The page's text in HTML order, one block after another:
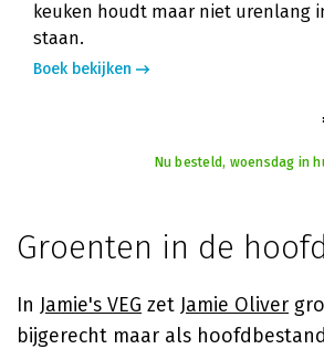
keuken houdt maar niet urenlang
staan.
Boek bekijken
Nu besteld, woensdag in
Groenten in de
In Jamie's VEG zet Jamie Oliver
bijgerecht maar als